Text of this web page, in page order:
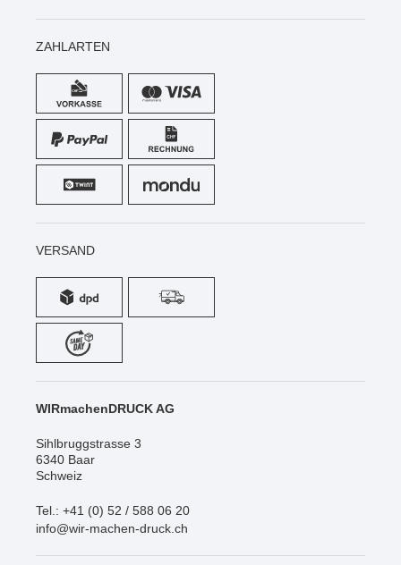
ZAHLARTEN
VERSAND
WIRmachenDRUCK AG
Sihlbruggstrasse 3
6340 Baar
Schweiz
Tel.: +41 (0) 52 / 588 06 20
info@wir-machen-druck.ch